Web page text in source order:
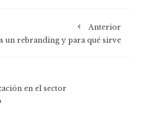
Anterior
un rebranding y para qué sirve
en el sector